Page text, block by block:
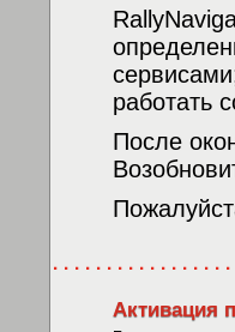
работать
После
Активация